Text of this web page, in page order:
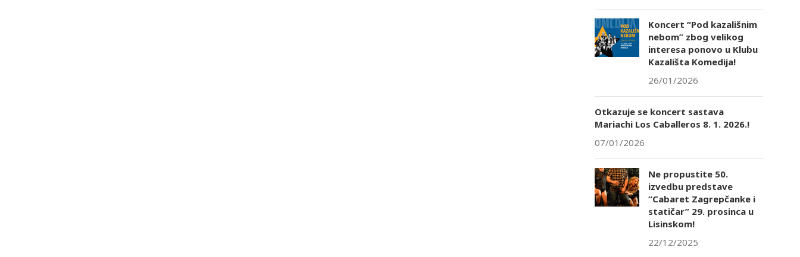
Koncert “Pod kazališnim
nebom” zbog velikog
interesa ponovo u Klubu
Kazališta Komedija!
26/01/2026
Otkazuje se koncert sastava
Mariachi Los Caballeros 8. 1. 2026.!
07/01/2026
Ne propustite 50.
izvedbu predstave
“Cabaret Zagrepčanke i
statičar” 29. prosinca u
Lisinskom!
22/12/2025